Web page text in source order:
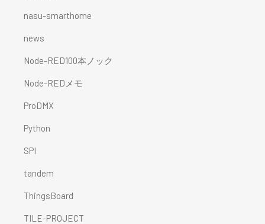
nasu-smarthome
news
Node-RED100本ノック
Node-REDメモ
ProDMX
Python
SPI
tandem
ThingsBoard
TILE-PROJECT